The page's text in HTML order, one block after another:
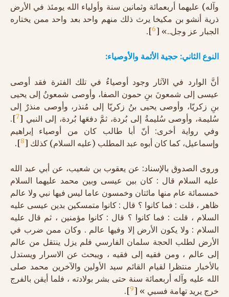
وآله) عليهما أربعمائة وثمانين سنة وأولياء الله يومئذ في الأرض
ذرية أنشو بن مكيخا يرث ذلك منهم واحد بعد واحد ممن يختاره
الجبار عز وجل..» [6
].
النوع الثاني: حجية الأئمة والأوصياء:
أنَّ الوارد في الآثار وجود أوصياءُ في تلك الفترة فقد أوصى
عيسى إلى شمعونَ بنِ حمون الصفا، وأوصى شمعونُ إلى يحيى
بنِ زكريّا، وأوصى يحيى بنُ زكريّا إلى مُنذر، وأوصى منذرٌ إلى
سُليمة، وأوصى سُليمةُ إلى بُردة، ثمَّ دفعَها بُردة، إلى النبي [7
].
وفي رواية أخرى: أنّ أبا طالب كان من أوصياء إبراهيم
وإسماعيل، كما كان أبوه عبد المطلب (عليه السلام) كذلك [8
].
وروى الصدوق بالإسناد: عن يعقوب بن شعيب، عن أبي عبد الله
عليه السلام قال : كان بين عيسى وبين محمد عليهما السلام
خمسمائة عام منها مائتان وخمسون عاما ليس فيها نبي ولا عالم
ظاهر ، قلت : فما كانوا ؟ قال : كانوا متمسكين بدين عيسى عليه
السلام ، قلت : فما كانوا ؟ قال : كانوا مؤمنين ، ثم قال عليه
السلام : ولا يكون الأرض إلا وفيها عالم . وكان ممن ضرب في
الأرض لطلب الحجة سلمان الفارسي فلم يزل ينتقل من عالم
إلى عالم ، ومن فقيه إلى فقيه ، ويبحث عن الاسرار ويستدل
بالأخبار منتظرا لقيام القائم سيد الأولين والآخرين محمد صلى
الله عليه وآله أربعمائة سنة حتى بشر بولادته ، فلما أيقن بالفرج
خرج يريد تهامة فسبي » [9
].